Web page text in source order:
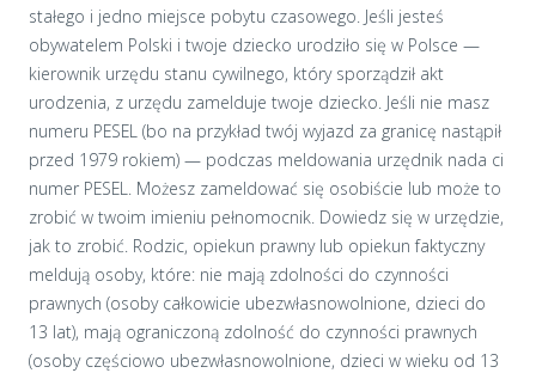
stałego i jedno miejsce pobytu czasowego. Jeśli jesteś
obywatelem Polski i twoje dziecko urodziło się w Polsce —
kierownik urzędu stanu cywilnego, który sporządził akt
urodzenia, z urzędu zamelduje twoje dziecko. Jeśli nie masz
numeru PESEL (bo na przykład twój wyjazd za granicę nastąpił
przed 1979 rokiem) — podczas meldowania urzędnik nada ci
numer PESEL. Możesz zameldować się osobiście lub może to
zrobić w twoim imieniu pełnomocnik. Dowiedz się w urzędzie,
jak to zrobić. Rodzic, opiekun prawny lub opiekun faktyczny
meldują osoby, które: nie mają zdolności do czynności
prawnych (osoby całkowicie ubezwłasnowolnione, dzieci do
13 lat), mają ograniczoną zdolność do czynności prawnych
(osoby częściowo ubezwłasnowolnione, dzieci w wieku od 13